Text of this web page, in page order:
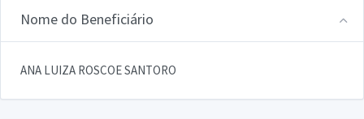
Nome do Beneficiário
ANA LUIZA ROSCOE SANTORO